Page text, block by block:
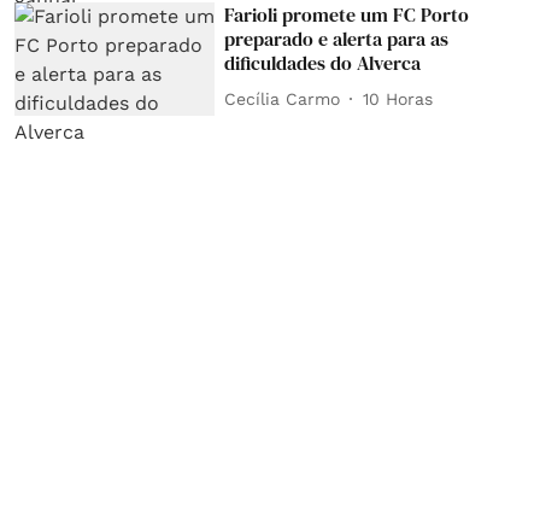
Farioli promete um FC Porto
preparado e alerta para as
dificuldades do Alverca
Cecília Carmo 10 Horas